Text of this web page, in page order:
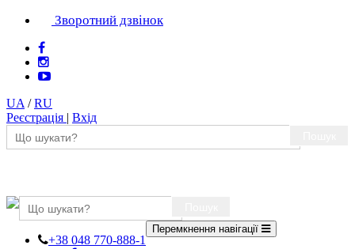
Зворотний дзвінок
UA /RU
Реєстрація | Вхід
+38 048 770-888-1
Перемкнення навігації